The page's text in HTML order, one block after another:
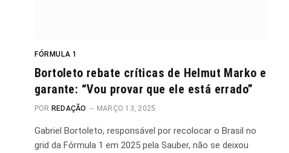
FÓRMULA 1
Bortoleto rebate críticas de Helmut Marko e
garante: “Vou provar que ele está errado”
POR REDAÇÃO MARÇO 13, 2025
Gabriel Bortoleto, responsável por recolocar o Brasil no
grid da Fórmula 1 em 2025 pela Sauber, não se deixou